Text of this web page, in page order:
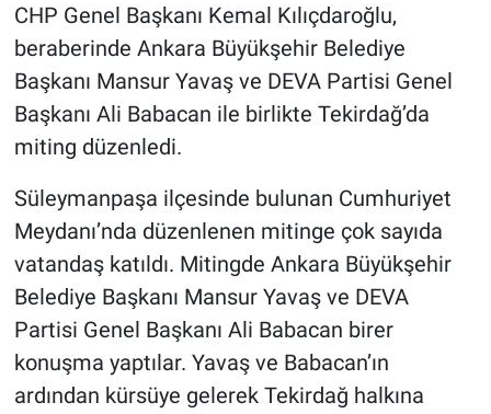
CHP Genel Başkanı Kemal Kılıçdaroğlu,
beraberinde Ankara Büyükşehir Belediye
Başkanı Mansur Yavaş ve DEVA Partisi Genel
Başkanı Ali Babacan ile birlikte Tekirdağ’da
miting düzenledi.
Süleymanpaşa ilçesinde bulunan Cumhuriyet
Meydanı’nda düzenlenen mitinge çok sayıda
vatandaş katıldı. Mitingde Ankara Büyükşehir
Belediye Başkanı Mansur Yavaş ve DEVA
Partisi Genel Başkanı Ali Babacan birer
konuşma yaptılar. Yavaş ve Babacan’ın
ardından kürsüye gelerek Tekirdağ halkına